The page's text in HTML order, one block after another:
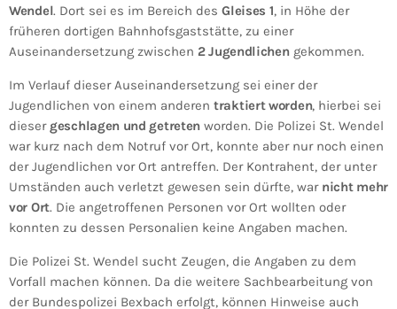
Wendel. Dort sei es im Bereich desGleises 1, in Höhe der
früheren dortigen Bahnhofsgaststätte, zu einer
Auseinandersetzung zwischen 2 Jugendlichengekommen.
Im Verlauf dieser Auseinandersetzung sei einer der
Jugendlichen von einem anderen traktiert worden, hierbei sei
dieser geschlagen und getreten worden. Die Polizei St. Wendel
war kurz nach dem Notruf vor Ort, konnte aber nur noch einen
der Jugendlichen vor Ort antreffen. Der Kontrahent, der unter
Umständen auch verletzt gewesen sein dürfte, war nicht mehr
vor Ort. Die angetroffenen Personen vor Ort wollten oder
konnten zu dessen Personalien keine Angaben machen.
Die Polizei St. Wendel sucht Zeugen, die Angaben zu dem
Vorfall machen können. Da die weitere Sachbearbeitung von
der Bundespolizei Bexbach erfolgt, können Hinweise auch